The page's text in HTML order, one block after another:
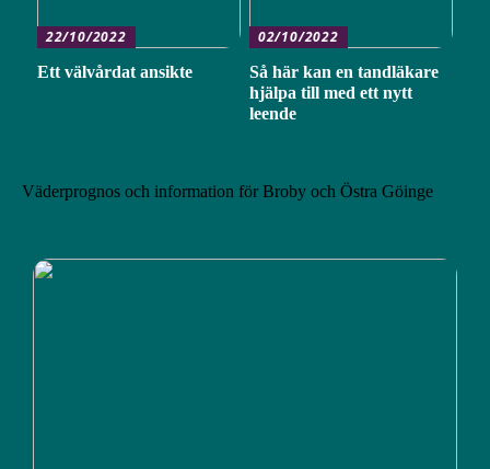
22/10/2022
Ett välvårdat ansikte
02/10/2022
Så här kan en tandläkare
hjälpa till med ett nytt
leende
Väderprognos och information för Broby och Östra Göinge